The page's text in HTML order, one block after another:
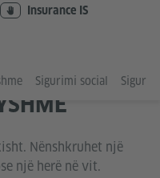
Insurance IS
Sigurimi social
Nënshkruhet një
një herë në vit.